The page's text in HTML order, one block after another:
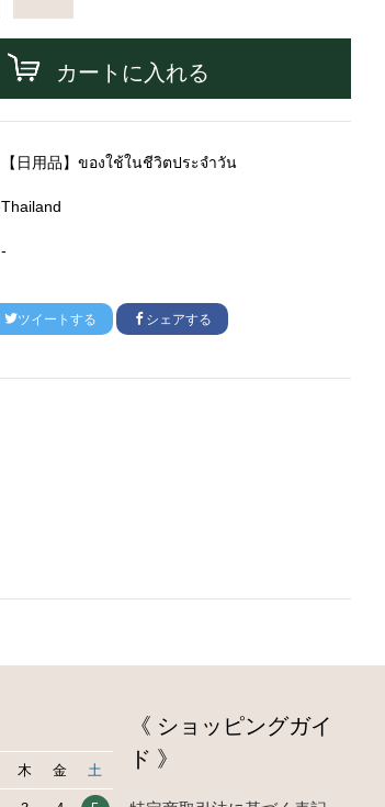
カートに入れる
【日用品】ของใช้ในชีวิตประจำวัน
Thailand
-
ツイートする シェアする
木 金 土
《 ショッピングガイ
ド 》